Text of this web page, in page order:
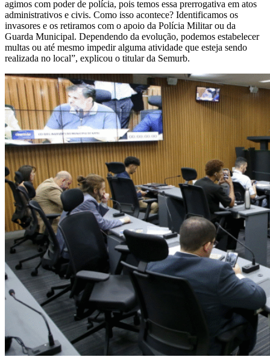
agimos com poder de polícia, pois temos essa prerrogativa em atos
administrativos e civis. Como isso acontece? Identificamos os
invasores e os retiramos com o apoio da Polícia Militar ou da
Guarda Municipal. Dependendo da evolução, podemos estabelecer
multas ou até mesmo impedir alguma atividade que esteja sendo
realizada no local”, explicou o titular da Semurb.